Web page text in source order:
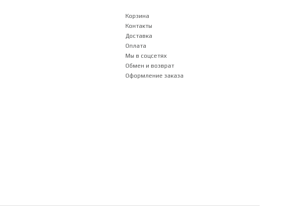
Корзина
Контакты
Доставка
Оплата
Мы в соцсетях
Обмен и возврат
Оформление заказа